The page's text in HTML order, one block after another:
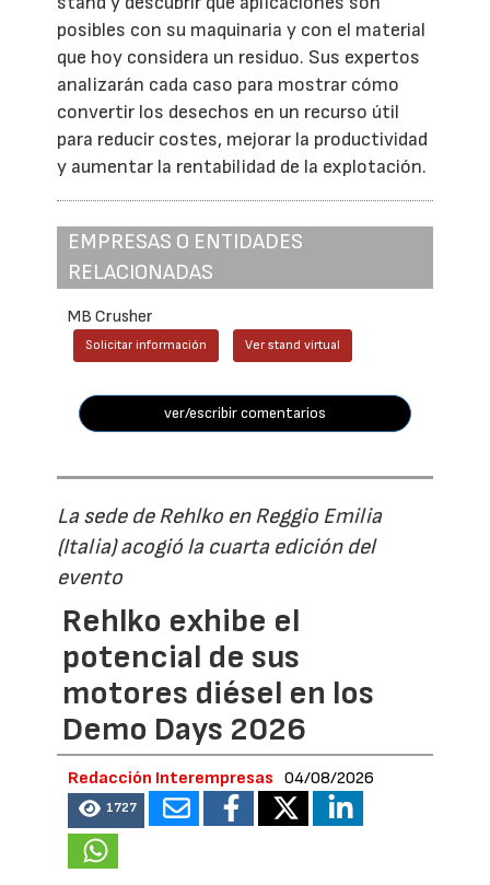
posibles con su maquinaria y con el material
que hoy considera un residuo. Sus expertos
analizarán cada caso para mostrar cómo
convertir los desechos en un recurso útil
para reducir costes, mejorar la productividad
y aumentar la rentabilidad de la explotación.
EMPRESAS O ENTIDADES
RELACIONADAS
MB Crusher
Solicitar información Ver stand virtual
ver/escribir comentarios
La sede de Rehlko en Reggio Emilia
(Italia) acogió la cuarta edición del
evento
Rehlko exhibe el
potencial de sus
motores diésel en los
Demo Days 2026
Redacción Interempresas 04/08/2026
1727